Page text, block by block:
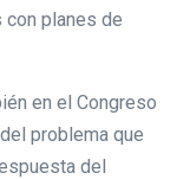
con planes de
en el Congreso
problema que
del